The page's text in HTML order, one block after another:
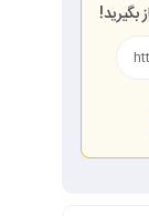
بگیرید!